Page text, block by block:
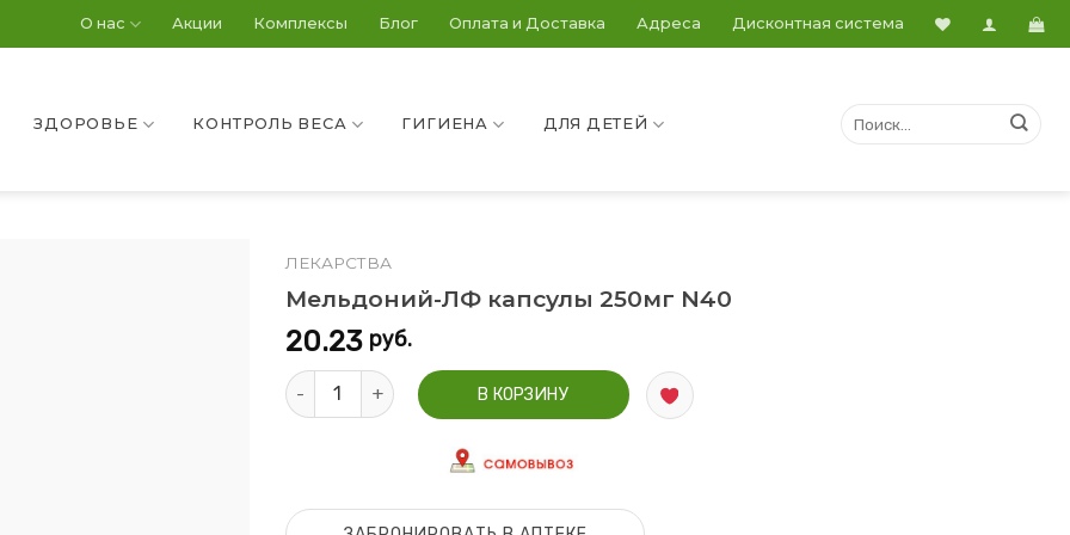
О нас Акции Комплексы Блог Оплата и Доставка Адреса Дисконтная система
ЗДОРОВЬЕ КОНТРОЛЬ ВЕСА ГИГИЕНА ДЛЯ ДЕТЕЙ
ЛЕКАРСТВА
Мельдоний-ЛФ капсулы 250мг N40
20.23 руб.
Количество Мельдоний-ЛФ капсулы 250мг N40
В КОРЗИНУ